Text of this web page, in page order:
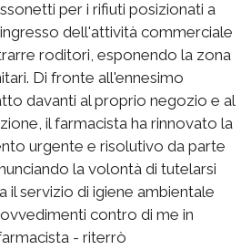
per i rifiuti posizionati a
dell'attività commerciale
roditori, esponendo la zona
Di fronte all'ennesimo
davanti al proprio negozio e al
il farmacista ha rinnovato la
urgente e risolutivo da parte
la volontà di tutelarsi
il servizio di igiene ambientale
contro di me in
- riterrò